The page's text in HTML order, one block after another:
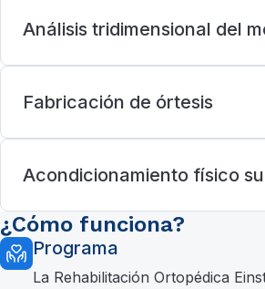
Análisis tridimensional del
Fabricación de órtesis
Acondicionamiento físico
¿Cómo funciona?
Programa
La Rehabilitación Ortopédica